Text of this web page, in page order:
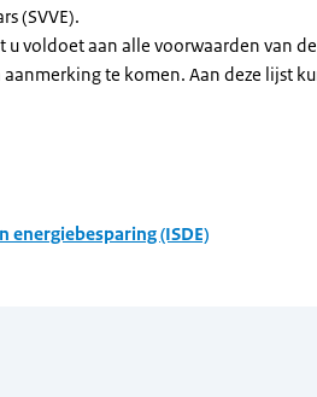
(SVVE).
voldoet aan alle voorwaarden van de
te komen. Aan deze lijst
energiebesparing (ISDE)